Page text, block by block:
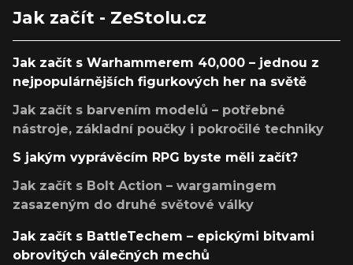
Jak začít - ZeStolu.cz
Jak začít s Warhammerem 40,000 – jednou z
nejpopulárnějších figurkových her na světě
Jak začít s barvením modelů – potřebné
nástroje, základní poučky i pokročilé techniky
S jakým vyprávěcím RPG byste měli začít?
Jak začít s Bolt Action – wargamingem
zasazeným do druhé světové války
Jak začít s BattleTechem – epickými bitvami
obrovitých válečných mechů